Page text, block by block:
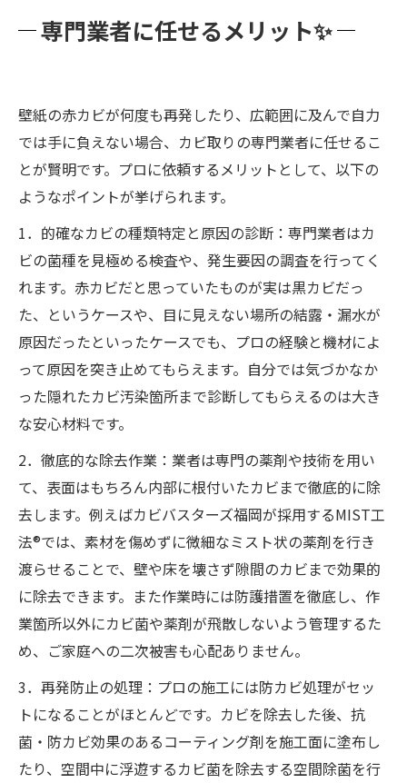
専門業者に任せるメリット✨
壁紙の赤カビが何度も再発したり、広範囲に及んで自力
では手に負えない場合、カビ取りの専門業者に任せるこ
とが賢明です。プロに依頼するメリットとして、以下の
ようなポイントが挙げられます。
1．的確なカビの種類特定と原因の診断：専門業者はカ
ビの菌種を見極める検査や、発生要因の調査を行ってく
れます。赤カビだと思っていたものが実は黒カビだっ
た、というケースや、目に見えない場所の結露・漏水が
原因だったといったケースでも、プロの経験と機材によ
って原因を突き止めてもらえます。自分では気づかなか
った隠れたカビ汚染箇所まで診断してもらえるのは大き
な安心材料です。
2．徹底的な除去作業：業者は専門の薬剤や技術を用い
て、表面はもちろん内部に根付いたカビまで徹底的に除
去します。例えばカビバスターズ福岡が採用するMIST工
法®では、素材を傷めずに微細なミスト状の薬剤を行き
渡らせることで、壁や床を壊さず隙間のカビまで効果的
に除去できます。また作業時には防護措置を徹底し、作
業箇所以外にカビ菌や薬剤が飛散しないよう管理するた
め、ご家庭への二次被害も心配ありません。
3．再発防止の処理：プロの施工には防カビ処理がセッ
トになることがほとんどです。カビを除去した後、抗
菌・防カビ効果のあるコーティング剤を施工面に塗布し
たり、空間中に浮遊するカビ菌を除去する空間除菌を行